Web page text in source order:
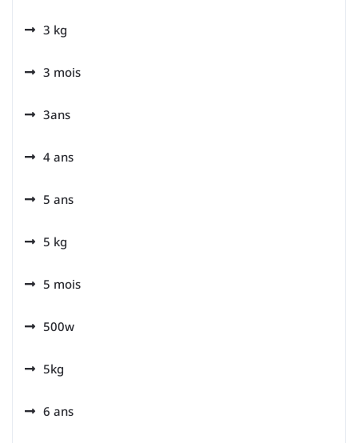
3 kg
3 mois
3ans
4 ans
5 ans
5 kg
5 mois
500w
5kg
6 ans